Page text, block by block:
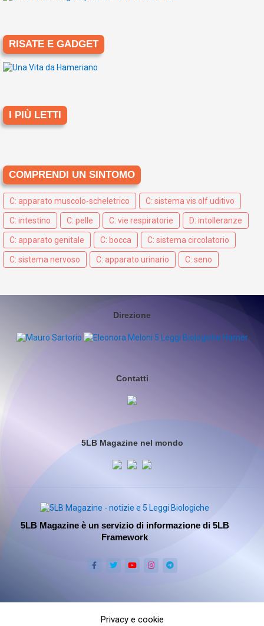
RISATE E GADGET
I PIÙ LETTI
COMPRENDI UN SINTOMO
C: apparato muscolo-scheletrico C: sistema vis olf uditivo
C: intestino C: pelle C: vie respiratorie D: intolleranze
C: apparato genitale C: bocca C: sistema circolatorio
C: sistema nervoso C: apparato urinario C: seno
Direzione
Contatti
5LB Magazine nel mondo
5LB Magazine è un servizio di informazione di 5LB
Framework
Privacy e cookie